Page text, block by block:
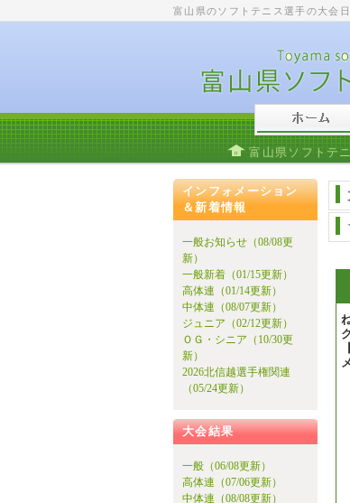
富山県のソフトテニス選手の大会
富山県ソフトテ
インフォメーション
＆新着情報
一般お知らせ（08/08更
新）
一般新着（01/15更新）
高体連（01/14更新）
中体連（08/07更新）
ジュニア（02/12更新）
ＯＧ・シニア（10/30更
新）
2026北信越選手権関連
（05/24更新）
大会結果
一般（06/08更新）
高体連（07/06更新）
中体連（08/08更新）